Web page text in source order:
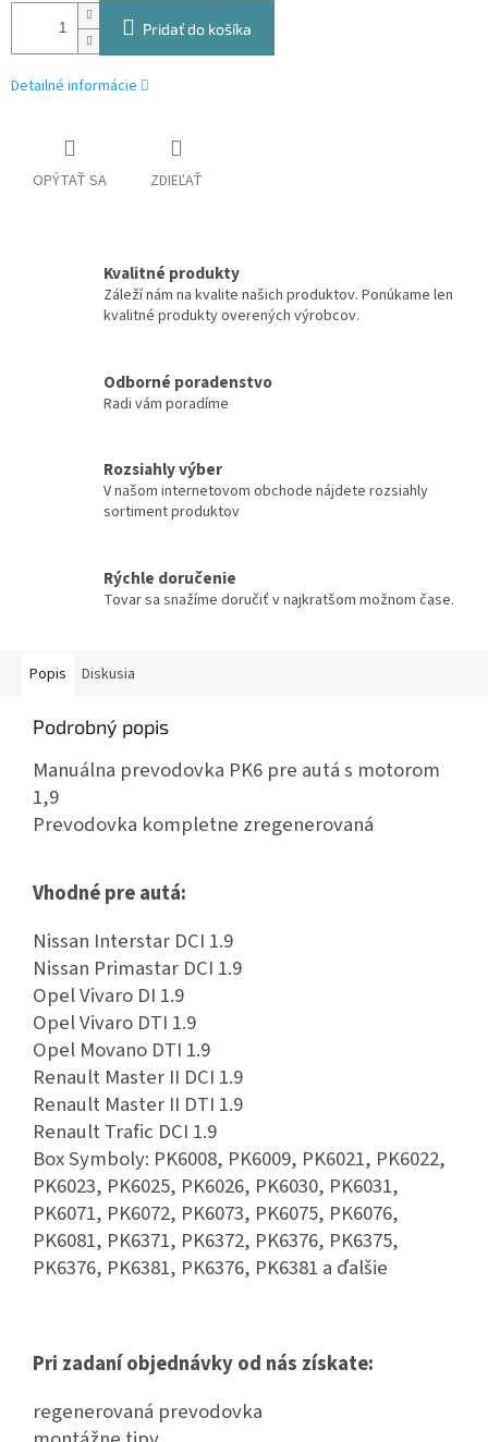
Pridať do košíka
Detailné informácie
OPÝTAŤ SA ZDIEĽAŤ
Kvalitné produkty
Záleží nám na kvalite našich produktov. Ponúkame len
kvalitné produkty overených výrobcov.
Odborné poradenstvo
Radi vám poradíme
Rozsiahly výber
V našom internetovom obchode nájdete rozsiahly
sortiment produktov
Rýchle doručenie
Tovar sa snažíme doručiť v najkratšom možnom čase.
Popis Diskusia
Podrobný popis
Manuálna prevodovka PK6 pre autá s motorom
1,9
Prevodovka kompletne zregenerovaná
Vhodné pre autá:
Nissan Interstar DCI 1.9
Nissan Primastar DCI 1.9
Opel Vivaro DI 1.9
Opel Vivaro DTI 1.9
Opel Movano DTI 1.9
Renault Master II DCI 1.9
Renault Master II DTI 1.9
Renault Trafic DCI 1.9
Box Symboly: PK6008, PK6009, PK6021, PK6022,
PK6023, PK6025, PK6026, PK6030, PK6031,
PK6071, PK6072, PK6073, PK6075, PK6076,
PK6081, PK6371, PK6372, PK6376, PK6375,
PK6376, PK6381, PK6376, PK6381 a ďalšie
Pri zadaní objednávky od nás získate:
regenerovaná prevodovka